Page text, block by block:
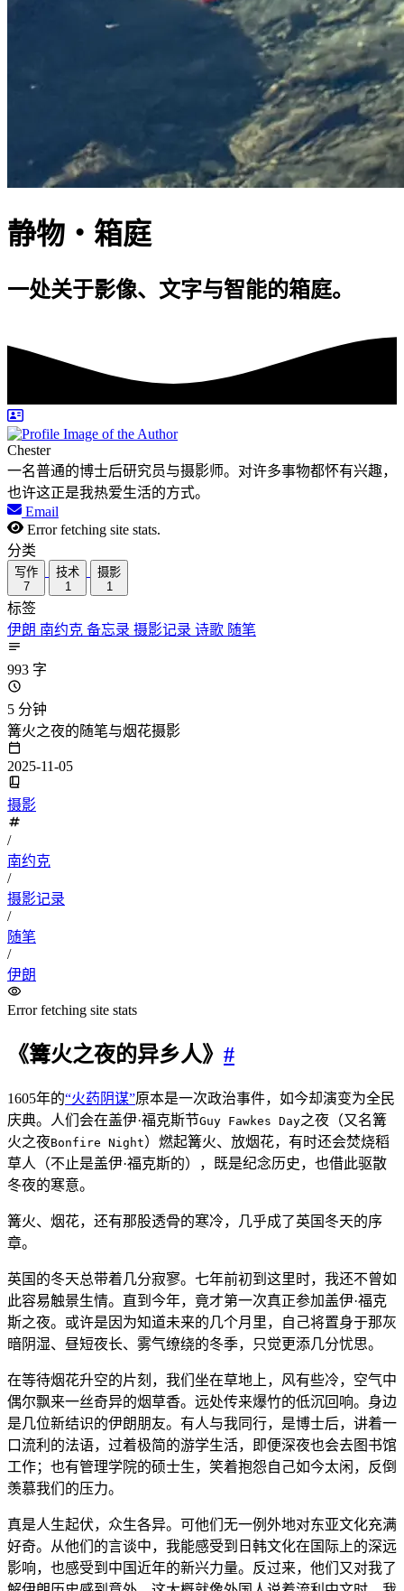
静物・箱庭
一处关于影像、文字与智能的箱庭。
Chester
一名普通的博士后研究员与摄影师。对许多事物都怀有兴趣，
也许这正是我热爱生活的方式。
Email
Error fetching site stats.
分类
写作
7
技术
1
摄影
1
标签
伊朗 南约克 备忘录 摄影记录 诗歌 随笔
993 字
5 分钟
篝火之夜的随笔与烟花摄影
2025-11-05
摄影
/
南约克
/
摄影记录
/
随笔
/
伊朗
Error fetching site stats
《篝火之夜的异乡人》 #
1605年的“火药阴谋”原本是一次政治事件，如今却演变为全民
庆典。人们会在盖伊·福克斯节Guy Fawkes Day之夜（又名篝
火之夜Bonfire Night）燃起篝火、放烟花，有时还会焚烧稻
草人（不止是盖伊·福克斯的），既是纪念历史，也借此驱散
冬夜的寒意。
篝火、烟花，还有那股透骨的寒冷，几乎成了英国冬天的序
章。
英国的冬天总带着几分寂寥。七年前初到这里时，我还不曾如
此容易触景生情。直到今年，竟才第一次真正参加盖伊·福克
斯之夜。或许是因为知道未来的几个月里，自己将置身于那灰
暗阴湿、昼短夜长、雾气缭绕的冬季，只觉更添几分忧思。
在等待烟花升空的片刻，我们坐在草地上，风有些冷，空气中
偶尔飘来一丝奇异的烟草香。远处传来爆竹的低沉回响。身边
是几位新结识的伊朗朋友。有人与我同行，是博士后，讲着一
口流利的法语，过着极简的游学生活，即便深夜也会去图书馆
工作；也有管理学院的硕士生，笑着抱怨自己如今太闲，反倒
羡慕我们的压力。
真是人生起伏，众生各异。可他们无一例外地对东亚文化充满
好奇。从他们的言谈中，我能感受到日韩文化在国际上的深远
影响，也感受到中国近年的新兴力量。反过来，他们又对我了